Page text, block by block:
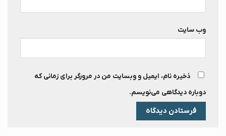
وب‌ سایت
ذخیره نام، ایمیل و وبسایت من در مرورگر برای زمانی که
دوباره دیدگاهی می‌نویسم.